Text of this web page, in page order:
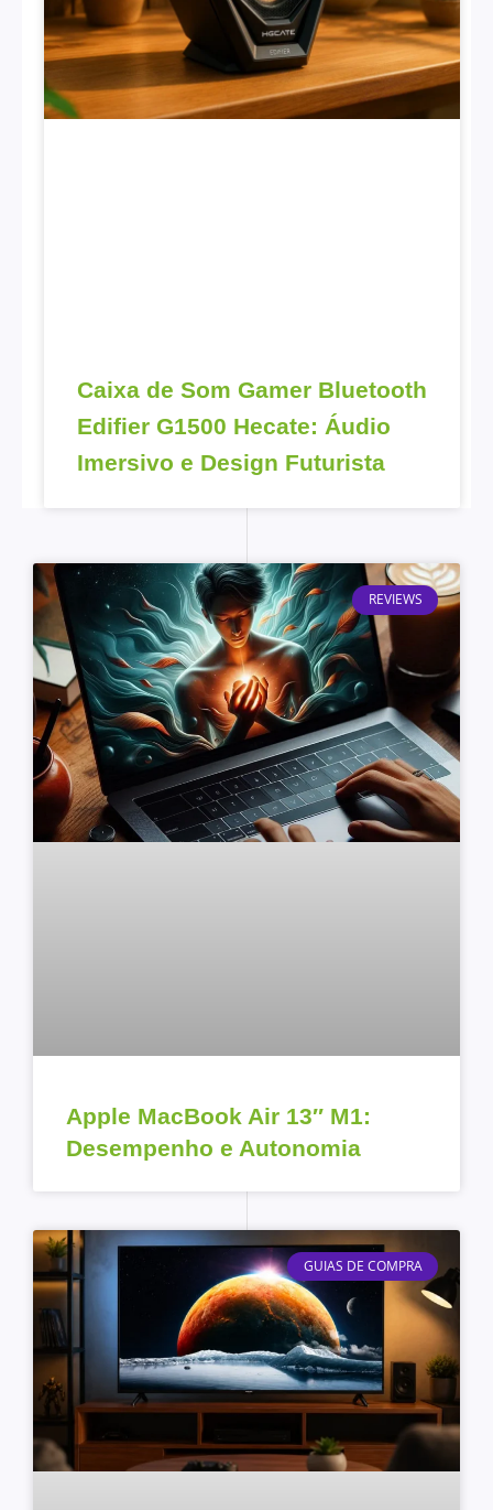
Caixa de Som Gamer Bluetooth
Edifier G1500 Hecate: Áudio
Imersivo e Design Futurista
REVIEWS
Apple MacBook Air 13″ M1:
Desempenho e Autonomia
GUIAS DE COMPRA